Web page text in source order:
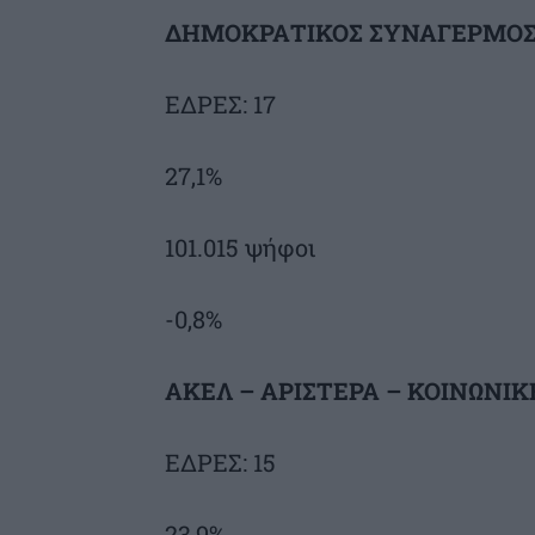
ΔΗΜΟΚΡΑΤΙΚΟΣ ΣΥΝΑΓΕΡΜΟΣ
ΕΔΡΕΣ: 17
27,1%
101.015 ψήφοι
-0,8%
ΑΚΕΛ – ΑΡΙΣΤΕΡΑ –
ΕΔΡΕΣ: 15